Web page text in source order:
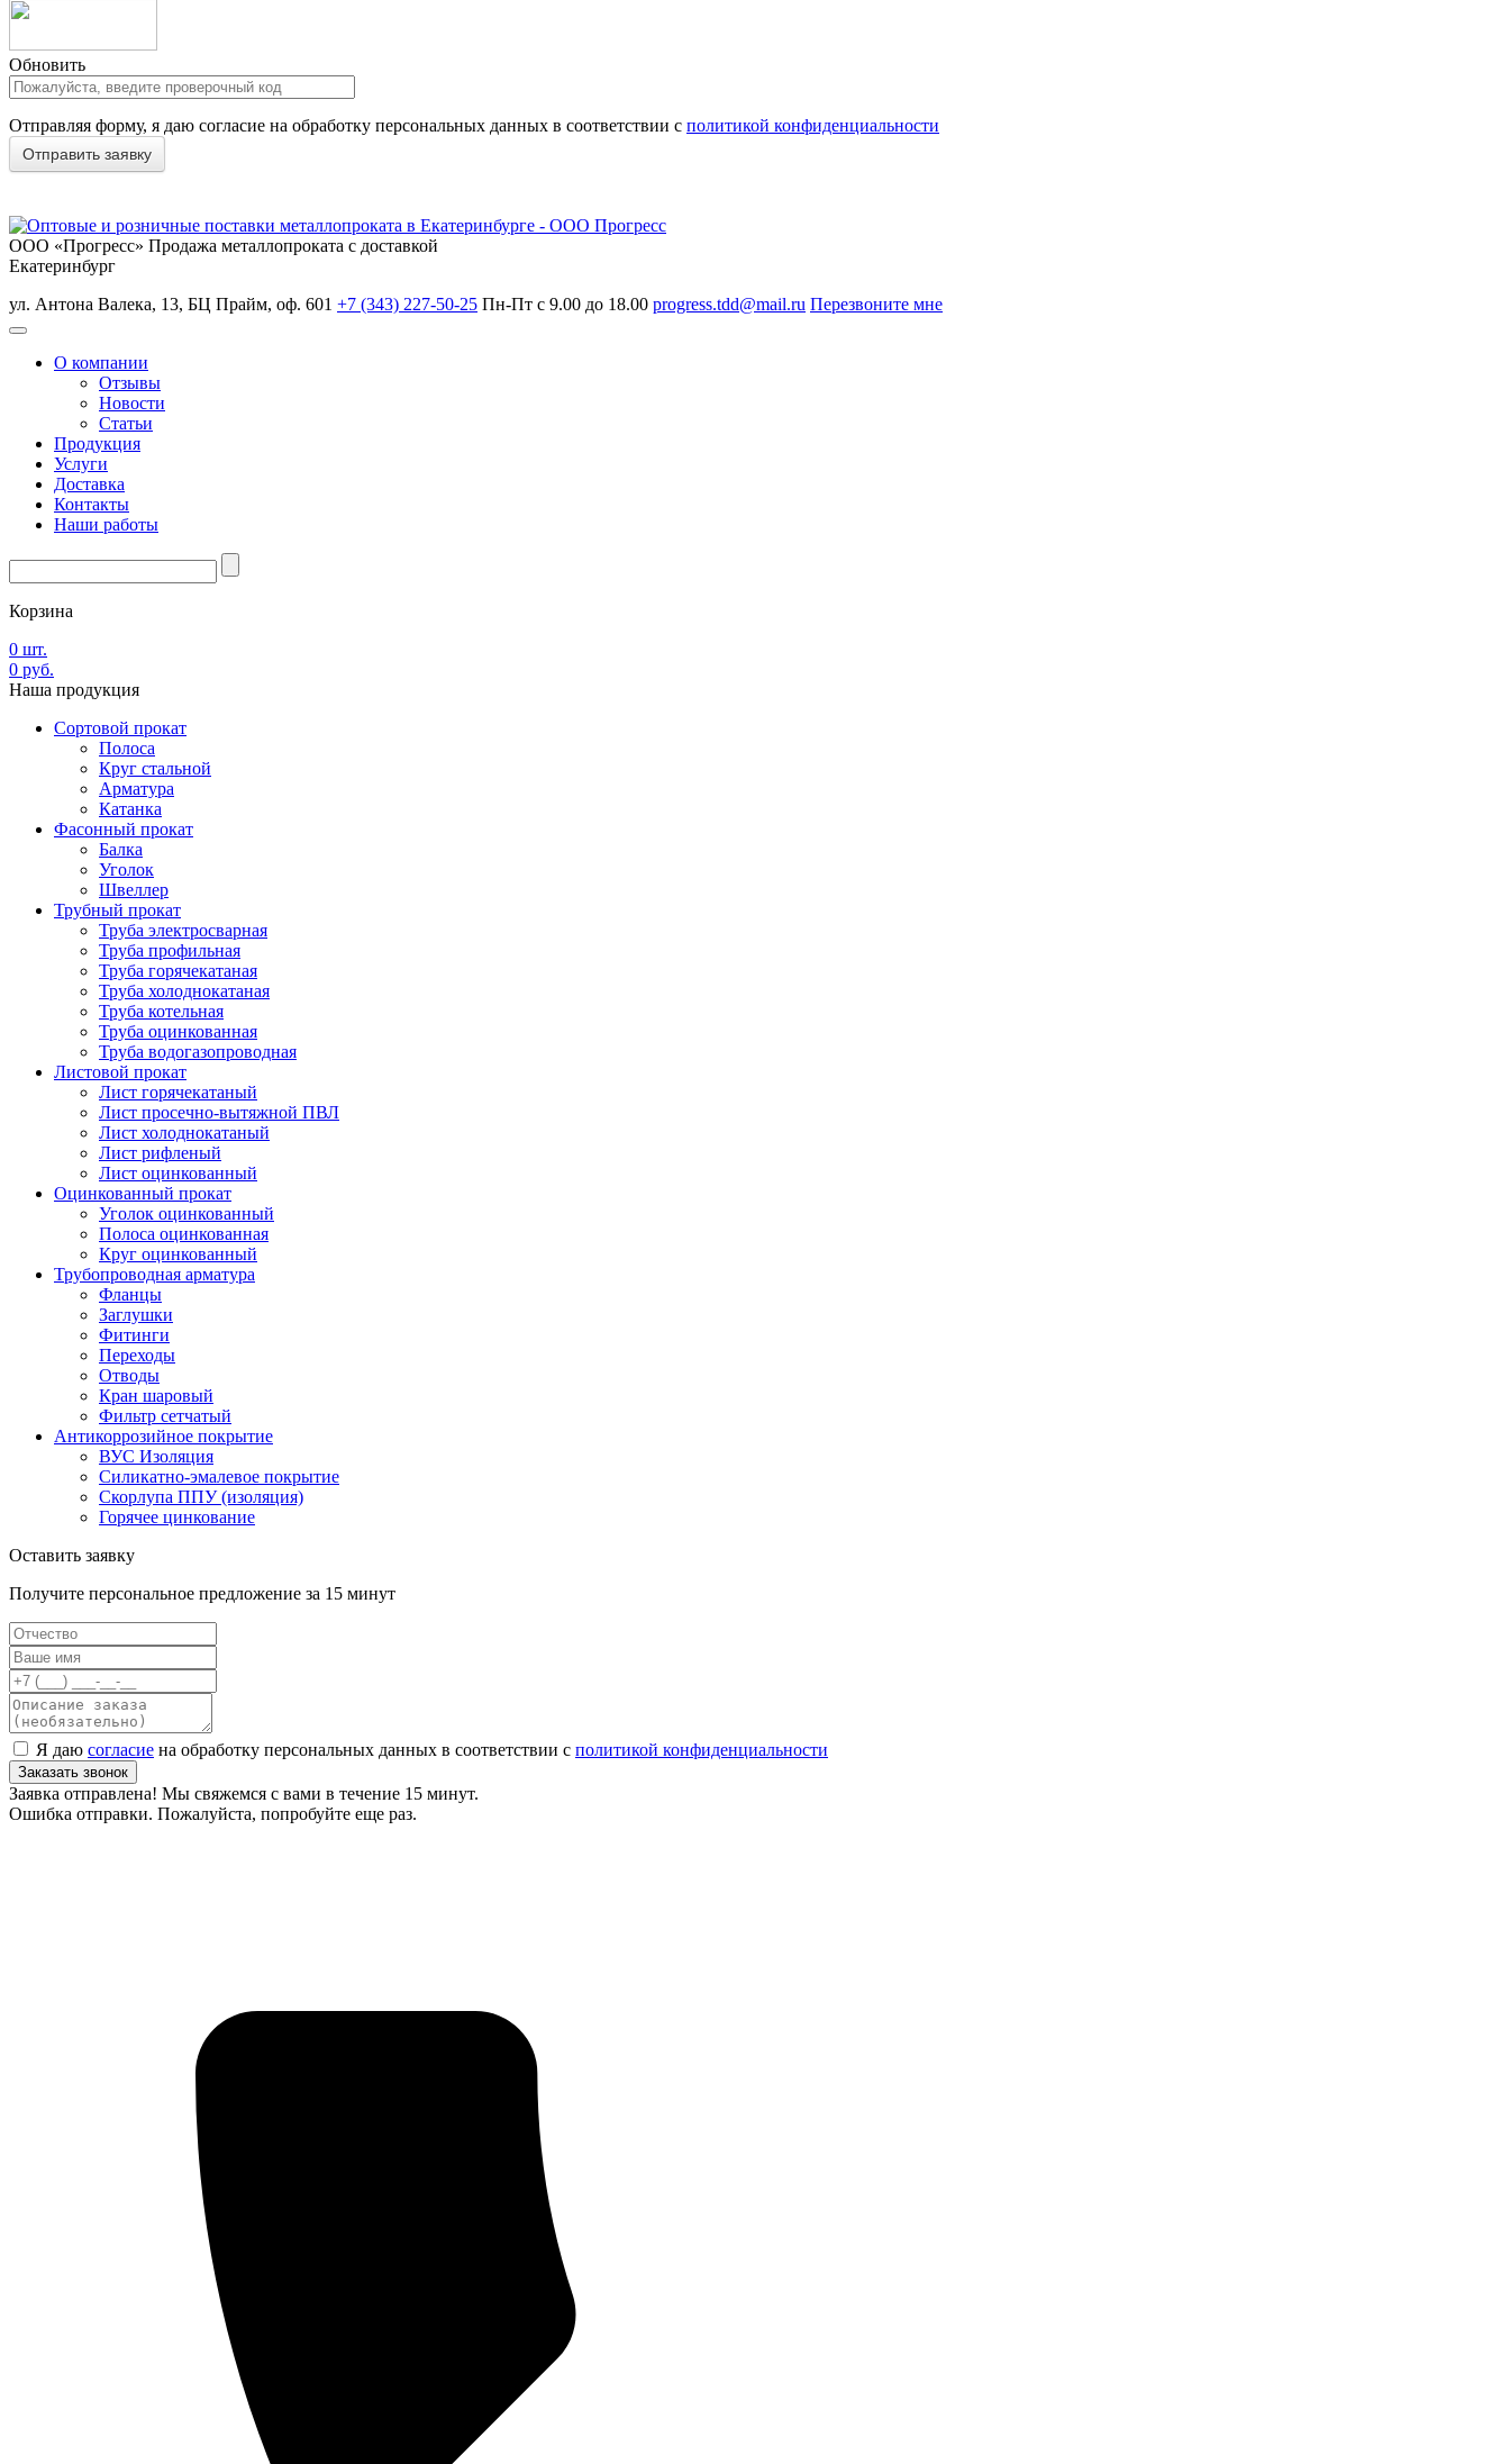
Обновить
Отправляя форму, я даю согласие на обработку персональных данных в соответствии с политикой конфиденциальности
ООО «Прогресс» Продажа металлопроката с доставкой
Екатеринбург
ул. Антона Валека, 13, БЦ Прайм, оф. 601 +7 (343) 227-50-25 Пн-Пт с 9.00 до 18.00 progress.tdd@mail.ru Перезвоните мне
О компании
Отзывы
Новости
Статьи
Продукция
Услуги
Доставка
Контакты
Наши работы
Корзина
0 шт.
0 руб.
Наша продукция
Сортовой прокат
Полоса
Круг стальной
Арматура
Катанка
Фасонный прокат
Балка
Уголок
Швеллер
Трубный прокат
Труба электросварная
Труба профильная
Труба горячекатаная
Труба холоднокатаная
Труба котельная
Труба оцинкованная
Труба водогазопроводная
Листовой прокат
Лист горячекатаный
Лист просечно-вытяжной ПВЛ
Лист холоднокатаный
Лист рифленый
Лист оцинкованный
Оцинкованный прокат
Уголок оцинкованный
Полоса оцинкованная
Круг оцинкованный
Трубопроводная арматура
Фланцы
Заглушки
Фитинги
Переходы
Отводы
Кран шаровый
Фильтр сетчатый
Антикоррозийное покрытие
ВУС Изоляция
Силикатно-эмалевое покрытие
Скорлупа ППУ (изоляция)
Горячее цинкование
Оставить заявку
Получите персональное предложение за 15 минут
Я даю согласие на обработку персональных данных в соответствии с политикой конфиденциальности
Заказать звонок
Заявка отправлена! Мы свяжемся с вами в течение 15 минут.
Ошибка отправки. Пожалуйста, попробуйте еще раз.